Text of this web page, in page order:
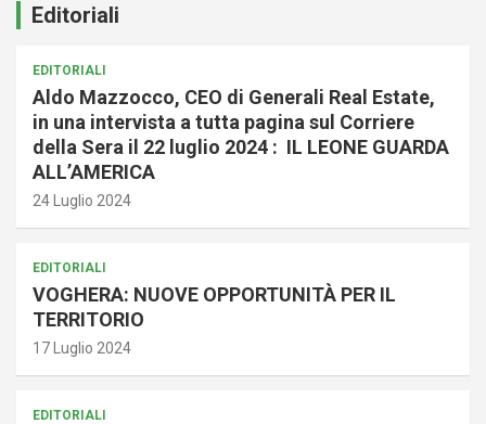
Editoriali
EDITORIALI
Aldo Mazzocco, CEO di Generali Real Estate,
in una intervista a tutta pagina sul Corriere
della Sera il 22 luglio 2024 : IL LEONE GUARDA
ALL’AMERICA
24 Luglio 2024
EDITORIALI
VOGHERA: NUOVE OPPORTUNITÀ PER IL
TERRITORIO
17 Luglio 2024
EDITORIALI